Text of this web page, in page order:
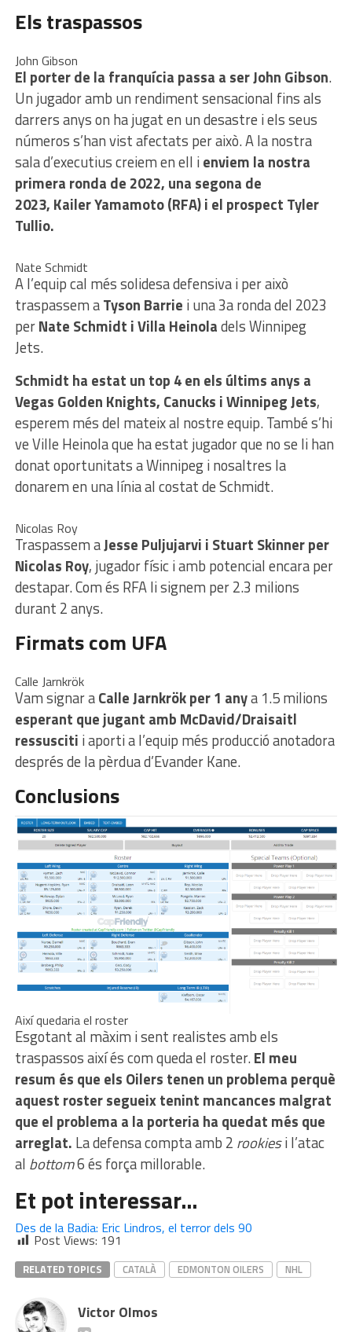
Els traspassos
John Gibson
El porter de la franquícia passa a ser John Gibson.
Un jugador amb un rendiment sensacional fins als
darrers anys on ha jugat en un desastre i els seus
números s’han vist afectats per això. A la nostra
sala d’executius creiem en ell ienviem la nostra
primera ronda de 2022, una segona de
2023, Kailer Yamamoto (RFA) i el prospect Tyler
Tullio.
Nate Schmidt
A l’equip cal més solidesa defensiva i per això
traspassem aTyson Barrie i una 3a ronda del 2023
perNate Schmidt i Villa Heinoladels Winnipeg
Jets.
Schmidt ha estat un top 4 en els últims anys a
Vegas Golden Knights, Canucks i Winnipeg Jets,
esperem més del mateix al nostre equip. També s’hi
ve Ville Heinola que ha estat jugador que no se li han
donat oportunitats a Winnipeg i nosaltres la
donarem en una línia al costat de Schmidt.
Nicolas Roy
Traspassem aJesse Puljujarvi i Stuart Skinner per
Nicolas Roy, jugador físic i amb potencial encara per
destapar. Com és RFA li signem per 2.3 milions
durant 2 anys.
Firmats com UFA
Calle Jarnkrök
Vam signar aCalle Jarnkrök per 1 anya 1.5 milions
esperant que jugant amb McDavid/Draisaitl
ressusciti i aporti a l’equip més producció anotadora
després de la pèrdua d’Evander Kane.
Conclusions
Així quedaria el roster
Esgotant al màxim i sent realistes amb els
traspassos així és com queda el roster.El meu
resum és que els Oilers tenen un problema perquè
aquest roster segueix tenint mancances malgrat
que el problema a la porteria ha quedat més que
arreglat. La defensa compta amb 2 rookiesi l’atac
al bottom6 és força millorable.
Et pot interessar…
Des de la Badia: Eric Lindros, el terror dels 90
Post Views: 191
RELATED TOPICS CATALÀ EDMONTON OILERS NHL
Victor Olmos